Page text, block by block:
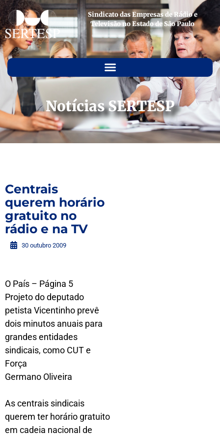
Sindicato das Empresas de Rádio e
Televisão no Estado de São Paulo
Notícias SERTESP
Centrais
querem horário
gratuito no
rádio e na TV
30 outubro 2009
O País – Página 5
Projeto do deputado
petista Vicentinho prevê
dois minutos anuais para
grandes entidades
sindicais, como CUT e
Força
Germano Oliveira
As centrais sindicais
querem ter horário gratuito
em cadeia nacional de